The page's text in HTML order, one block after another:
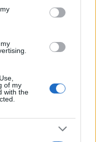
of my
with the